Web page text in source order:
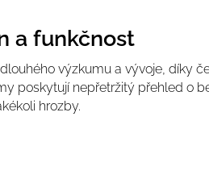
a funkčnost
výzkumu a vývoje, díky
poskytují nepřetržitý přehled o
hrozby.